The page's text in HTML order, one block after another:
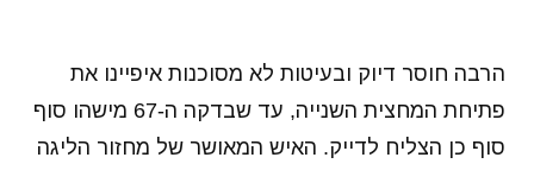
הרבה חוסר דיוק ובעיטות לא מסוכנות איפיינו את
פתיחת המחצית השנייה, עד שבדקה ה-67 מישהו סוף
סוף כן הצליח לדייק. האיש המאושר של מחזור הליגה